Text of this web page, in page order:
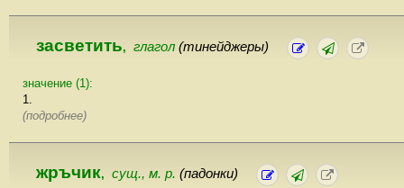
засветить, глагол (тинейджеры)
значение (1):
1.
(подробнее)
жръчик, сущ., м. р. (падонки)